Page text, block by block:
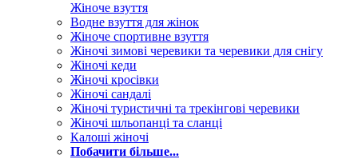
Жіноче взуття
Водне взуття для жінок
Жіноче спортивне взуття
Жіночі зимові черевики та черевики для снігу
Жіночі кеди
Жіночі кросівки
Жіночі сандалі
Жіночі туристичні та трекінгові черевики
Жіночі шльопанці та сланці
Калоші жіночі
Побачити більше...